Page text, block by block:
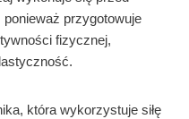
przygotowuje
fizycznej,
która wykorzystuje siłę